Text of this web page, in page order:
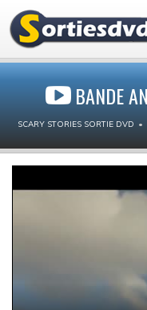
BANDE
SCARY STORIES SORTIE DVD